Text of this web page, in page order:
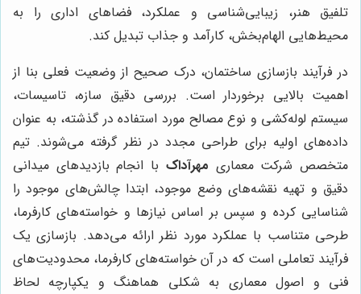
تلفیق هنر، زیبایی‌شناسی و عملکرد، فضاهای اداری را به
محیط‌هایی الهام‌بخش، کارآمد و جذاب تبدیل کند.
در فرآیند بازسازی ساختمان، درک صحیح از وضعیت فعلی بنا از
اهمیت بالایی برخوردار است. بررسی دقیق سازه، تاسیسات،
سیستم لوله‌کشی و نوع مصالح مورد استفاده در گذشته، به عنوان
داده‌های اولیه برای طراحی مجدد در نظر گرفته می‌شوند. تیم
متخصص شرکت معماری مهرآداک با انجام بازدیدهای میدانی
دقیق و تهیه نقشه‌های وضع موجود، ابتدا چالش‌های موجود را
شناسایی کرده و سپس بر اساس نیازها و خواسته‌های کارفرما،
طرحی متناسب با عملکرد مورد نظر ارائه می‌دهد. بازسازی یک
فرآیند تعاملی است که در آن خواسته‌های کارفرما، محدودیت‌های
فنی و اصول معماری به شکلی هماهنگ و یکپارچه لحاظ